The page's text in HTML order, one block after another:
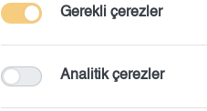
Kapı Süsü Doğum
Gerekli çerezler
Analitik çerezler